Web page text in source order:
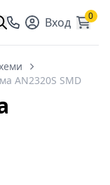
Вход 0
AN2320S SMD